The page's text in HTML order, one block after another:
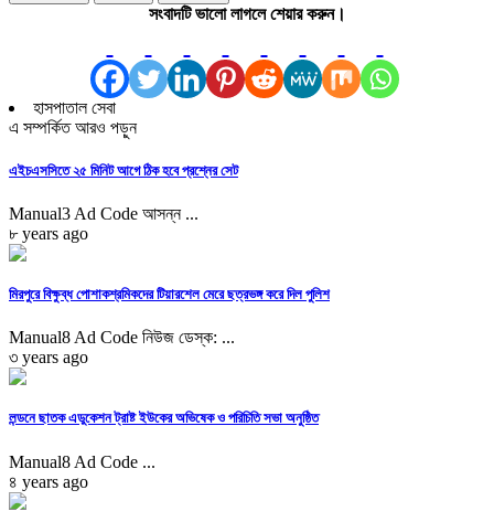
সংবাদটি ভালো লাগলে শেয়ার করুন।
হাসপাতাল সেবা
এ সম্পর্কিত আরও পড়ুন
এইচএসসিতে ২৫ মিনিট আগে ঠিক হবে প্রশ্নের সেট
Manual3 Ad Code আসন্ন ...
৮ years ago
মিরপুরে বিক্ষুব্ধ পোশাকশ্রমিকদের টিয়ারশেল মেরে ছত্রভঙ্গ করে দিল পুলিশ
Manual8 Ad Code নিউজ ডেস্ক: ...
৩ years ago
লন্ডনে ছাতক এডুকেশন ট্রাষ্ট ইউকের অভিষেক ও পরিচিতি সভা অনুষ্ঠিত
Manual8 Ad Code ...
৪ years ago